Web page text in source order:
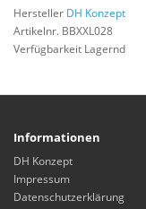
Hersteller DH Konzept
Artikelnr. BBXXL028
Verfügbarkeit Lagernd
Informationen
DH Konzept
Impressum
Datenschutzerklärung